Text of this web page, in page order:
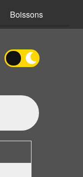
Boissons